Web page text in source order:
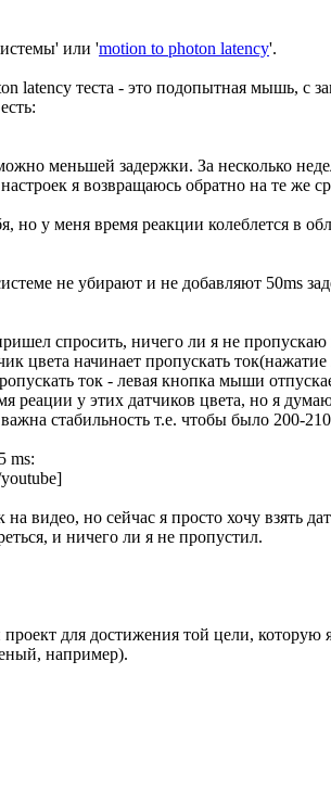
или 'motion to photon latency'.
latency теста - это подопытная мышь, с
меньшей задержки. За несколько
я возвращаюсь обратно на те же
но у меня время реакции колеблется в
не убирают и не добавляют 50ms
спросить, ничего ли я не
цвета начинает пропускать
ток - левая кнопка мыши
реации у этих датчиков цвета, но я
стабильность т.е. чтобы было 200-
ms:
видео, но сейчас я просто хочу взять
и ничего ли я не пропустил.
для достижения той цели,
например).